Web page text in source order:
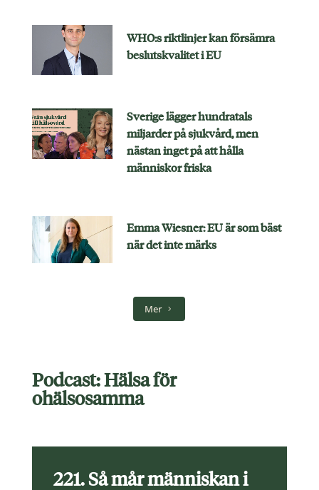
WHO:s riktlinjer kan försämra
beslutskvalitet i EU
Sverige lägger hundratals
miljarder på sjukvård, men
nästan inget på att hålla
människor friska
Emma Wiesner: EU är som bäst
när det inte märks
Mer
Podcast: Hälsa för
ohälsosamma
221. Så mår människan i